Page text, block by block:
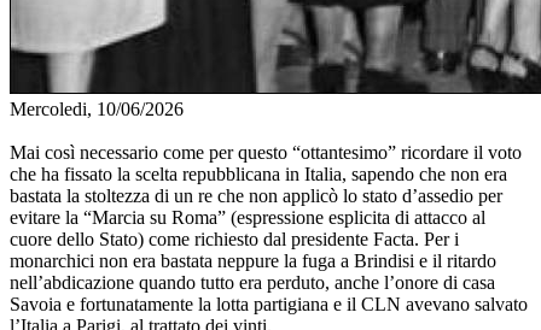
Mercoledi, 10/06/2026
Mai così necessario come per questo “ottantesimo” ricordare il voto
che ha fissato la scelta repubblicana in Italia, sapendo che non era
bastata la stoltezza di un re che non applicò lo stato d’assedio per
evitare la “Marcia su Roma” (espressione esplicita di attacco al
cuore dello Stato) come richiesto dal presidente Facta. Per i
monarchici non era bastata neppure la fuga a Brindisi e il ritardo
nell’abdicazione quando tutto era perduto, anche l’onore di casa
Savoia e fortunatamente la lotta partigiana e il CLN avevano salvato